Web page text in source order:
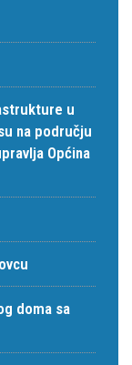
u
na području
Općina
doma sa